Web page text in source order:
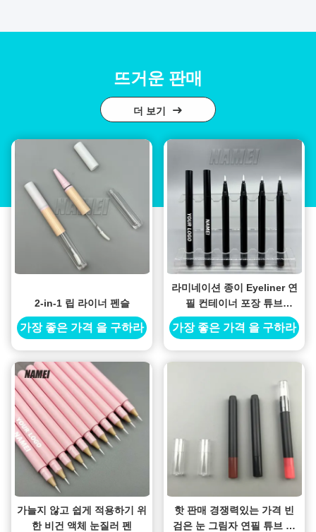
뜨거운 판매
더 보기
2-in-1 립 라이너 펜슬
가장 좋은 가격 을 구하라
라미네이션 종이 Eyeliner 연
필 컨테이너 포장 튜브
Eyeliner 튜브 주사
가장 좋은 가격 을 구하라
가늘지 않고 쉽게 적용하기 위
한 비건 액체 눈질러 펜
핫 판매 경쟁력있는 가격 빈
검은 눈 그림자 연필 튜브 눈